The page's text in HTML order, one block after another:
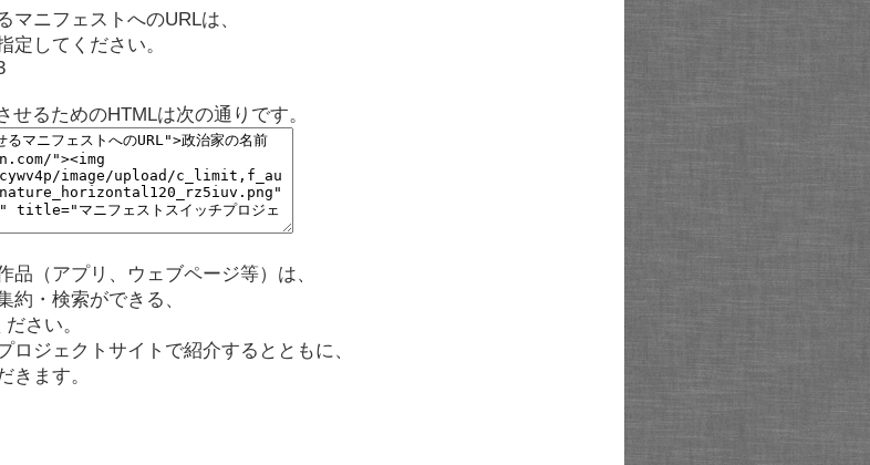
ニフェストへのURLは、
定してください。
るためのHTMLは次の通りです。
（アプリ、ウェブページ等）は、
約・検索ができる、
さい。
ジェクトサイトで紹介するとともに、
きます。